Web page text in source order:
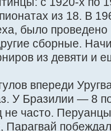
из 18. В
было проведено
сборные.
из девяти и
впереди
У Бразилии — 8
не часто.
Парагвай